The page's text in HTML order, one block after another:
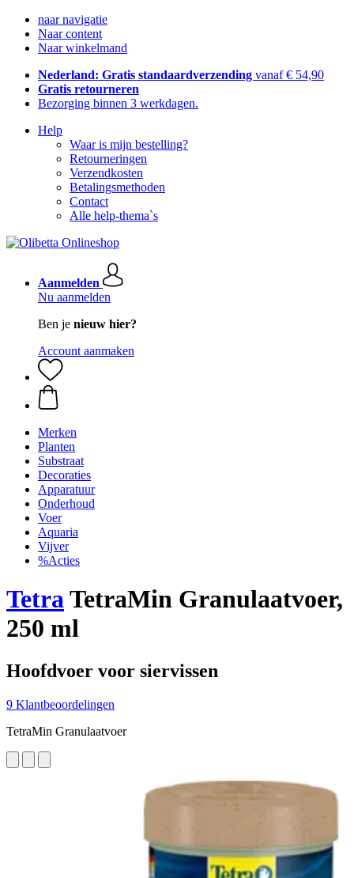
naar navigatie
Naar content
Naar winkelmand
Nederland: Gratis standaardverzending vanaf € 54,90
Gratis retourneren
Bezorging binnen 3 werkdagen.
Help
Waar is mijn bestelling?
Retourneringen
Verzendkosten
Betalingsmethoden
Contact
Alle help-thema`s
Aanmelden
Nu aanmelden
Ben je nieuw hier?
Account aanmaken
Merken
Planten
Substraat
Decoraties
Apparatuur
Onderhoud
Voer
Aquaria
Vijver
%Acties
TetraTetraMin Granulaatvoer,
250 ml
Hoofdvoer voor siervissen
9 Klantbeoordelingen
TetraMin Granulaatvoer